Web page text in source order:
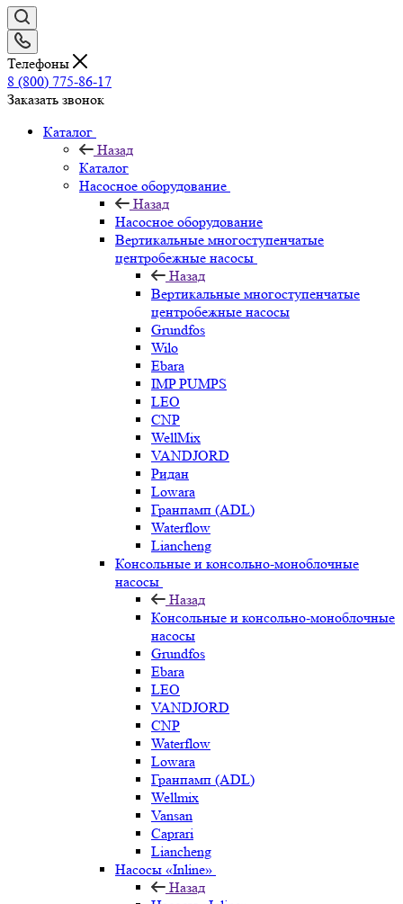
Телефоны
8 (800) 775-86-17
Заказать звонок
Каталог
Назад
Каталог
Насосное оборудование
Назад
Насосное оборудование
Вертикальные многоступенчатые
центробежные насосы
Назад
Вертикальные многоступенчатые
центробежные насосы
Grundfos
Wilo
Ebara
IMP PUMPS
LEO
CNP
WellMix
VANDJORD
Ридан
Lowara
Гранпамп (ADL)
Waterflow
Liancheng
Консольные и консольно-моноблочные
насосы
Назад
Консольные и консольно-моноблочные
насосы
Grundfos
Ebara
LEO
VANDJORD
CNP
Waterflow
Lowara
Гранпамп (ADL)
Wellmix
Vansan
Caprari
Liancheng
Насосы «Inline»
Назад